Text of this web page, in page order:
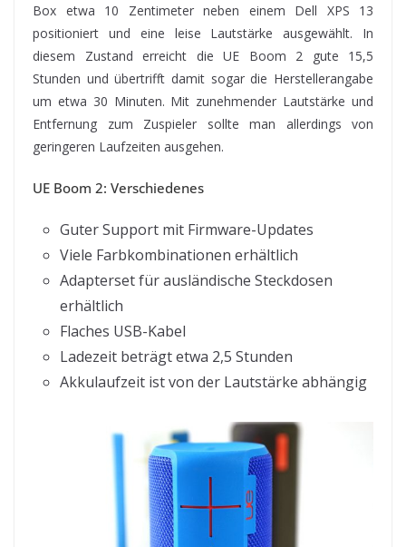
Box etwa 10 Zentimeter neben einem Dell XPS 13
positioniert und eine leise Lautstärke ausgewählt. In
diesem Zustand erreicht die UE Boom 2 gute 15,5
Stunden und übertrifft damit sogar die Herstellerangabe
um etwa 30 Minuten. Mit zunehmender Lautstärke und
Entfernung zum Zuspieler sollte man allerdings von
geringeren Laufzeiten ausgehen.
UE Boom 2: Verschiedenes
Guter Support mit Firmware-Updates
Viele Farbkombinationen erhältlich
Adapterset für ausländische Steckdosen
erhältlich
Flaches USB-Kabel
Ladezeit beträgt etwa 2,5 Stunden
Akkulaufzeit ist von der Lautstärke abhängig